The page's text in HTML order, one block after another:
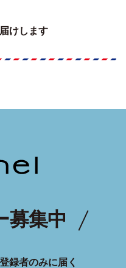
けします
募集中
録者のみに届く